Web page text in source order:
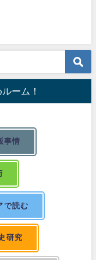
ーム！
事情
で読む
研究